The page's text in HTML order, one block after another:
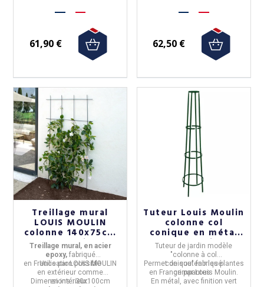
61,90 € 62,50 €
Treillage mural
LOUIS MOULIN
colonne 140x75cm
Anthracite
Treillage mural, en acier
epoxy, fabriqué
en FranceparLOUIS MOULIN
Utilisation possible
en extérieur comme
enintérieur.
Dimensions :30x100cm
Tuteur Louis Moulin
colonne col
conique en métal
vert sapin
Tuteur de jardin modèle
"colonne à col
conique"fabriqué
en FranceparLouis Moulin.
Permet de soutenir les plantes
grimpantes.
En métal , avec finition vert